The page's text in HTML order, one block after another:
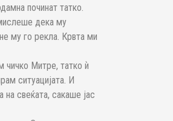
починат татко.
дека му
му го рекла. Крвта ми
чичко Митре, татко ѝ
ситуацијата. И
свеќата, сакаше јас